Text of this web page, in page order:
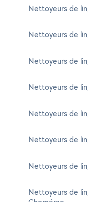
Nettoyeurs de
Nettoyeurs de
Nettoyeurs de
Nettoyeurs de
Nettoyeurs de
Nettoyeurs de
Nettoyeurs de
Nettoyeurs de